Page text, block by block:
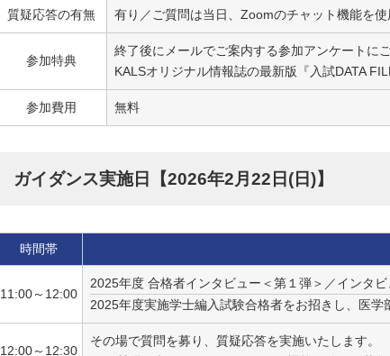
質疑応答の有無 有り／ご質問は当日、Zoomのチャット機能を使
参加特典
終了後にメールでご案内する参加アンケートに
KALSオリジナル情報誌の最新版『入試DATA
参加費用 無料
ガイダンス実施日【2026年2月22日(日)】
時間帯
11:00～12:00
2025年度 合格者インタビュー＜第１弾＞／インタ
2025年度実施学士編入試験合格者をお招きし、医
12:00～12:30
その場で質問を募り、質疑応答を実施いたします。